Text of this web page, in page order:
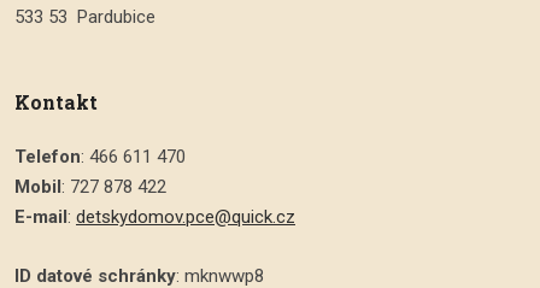
533 53 Pardubice
Kontakt
Telefon: 466 611 470
Mobil: 727 878 422
E-mail: detskydomov.pce@quick.cz
ID datové schránky: mknwwp8